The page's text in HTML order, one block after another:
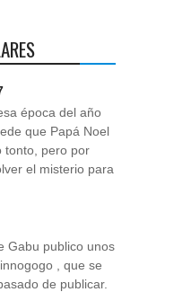
época del año
que Papá Noel
tonto, pero por
el misterio para
Gabu publico unos
, que se
de publicar.